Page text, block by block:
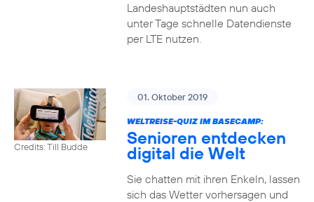
Landeshauptstädten nun auch
unter Tage schnelle Datendienste
per LTE nutzen.
Credits: Till Budde
01. Oktober 2019
WELTREISE-QUIZ IM BASECAMP:
Senioren entdecken
digital die Welt
Sie chatten mit ihren Enkeln, lassen
sich das Wetter vorhersagen und